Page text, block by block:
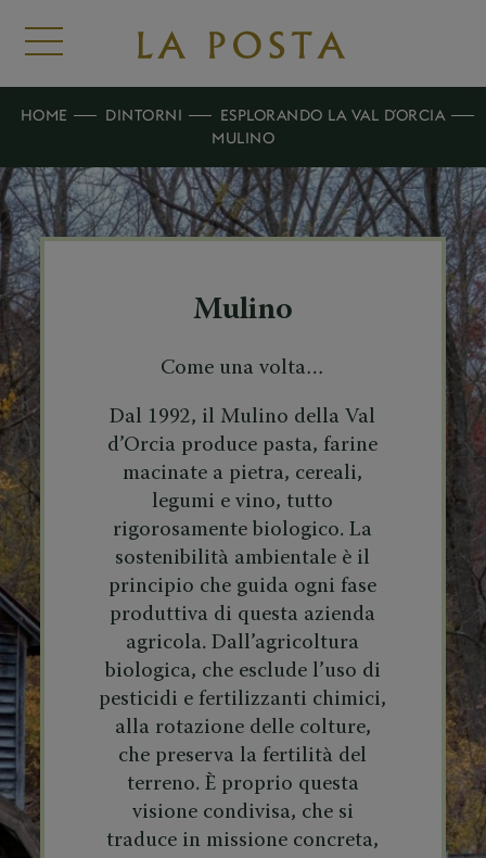
HOME DINTORNI
ESPLORANDO LA VAL D´ORCIA
MULINO
Mulino
Come una volta…
Dal 1992, il Mulino della Val
d’Orcia produce pasta, farine
macinate a pietra, cereali,
legumi e vino, tutto
rigorosamente biologico. La
sostenibilità ambientale è il
principio che guida ogni fase
produttiva di questa azienda
agricola. Dall’agricoltura
biologica, che esclude l’uso di
pesticidi e fertilizzanti chimici,
alla rotazione delle colture,
che preserva la fertilità del
terreno. È proprio questa
visione condivisa, che si
traduce in missione concreta,